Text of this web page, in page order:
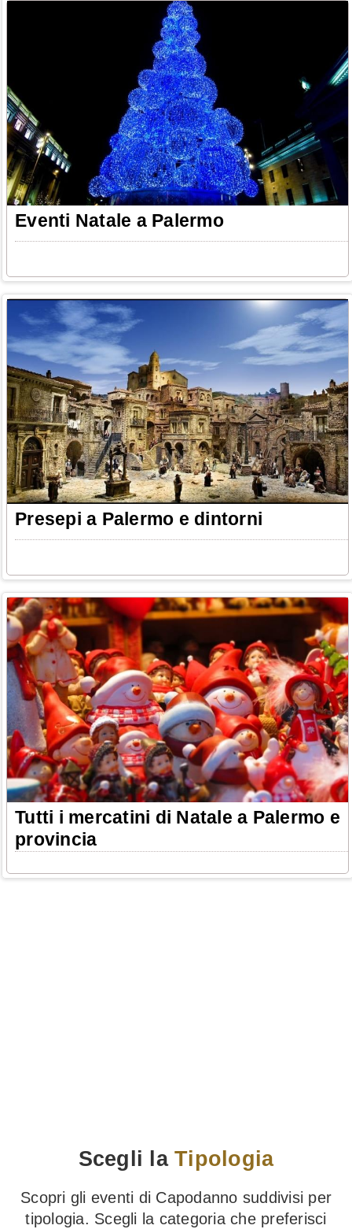
Eventi Natale a Palermo
Presepi a Palermo e dintorni
Tutti i mercatini di Natale a Palermo e
provincia
Scegli laTipologia
Scopri gli eventi di Capodanno suddivisi per
tipologia. Scegli la categoria che preferisci